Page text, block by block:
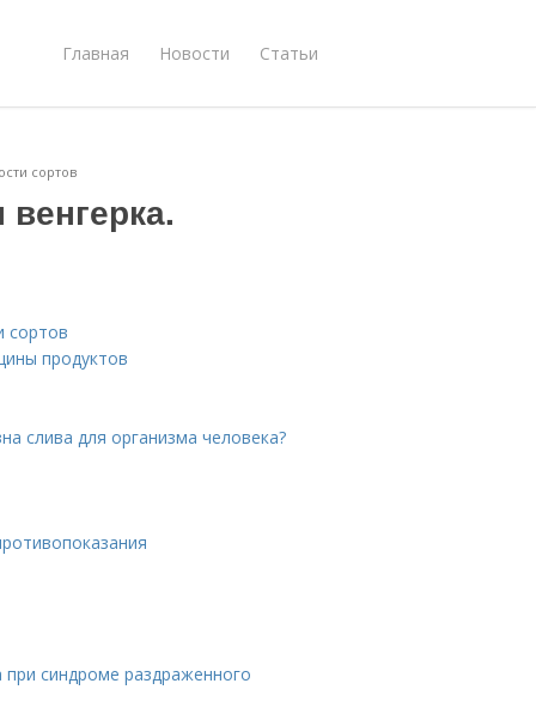
Главная Новости Статьи
сортов
сортов
продуктов
слива для организма человека?
синдроме раздраженного